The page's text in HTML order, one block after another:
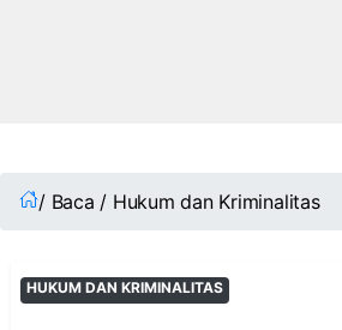
/ Baca / Hukum dan Kriminalitas
HUKUM DAN KRIMINALITAS